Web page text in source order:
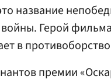
название
Герой
в
премии